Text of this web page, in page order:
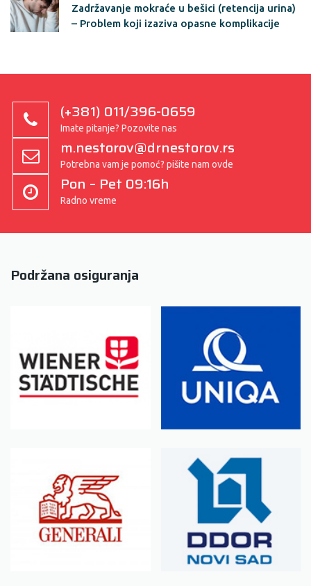
Zadržavanje mokraće u bešici (retencija urina)
– Problem koji izaziva opasne komplikacije
(+381) 011/396-0659
Imate pitanje? Pozovite nas
m.nestorov@drnestorov.rs
Potrebna vam je pomoć? pišite nam ovde
Pon – Pet 09:16h
Radno vreme
Podržana osiguranja